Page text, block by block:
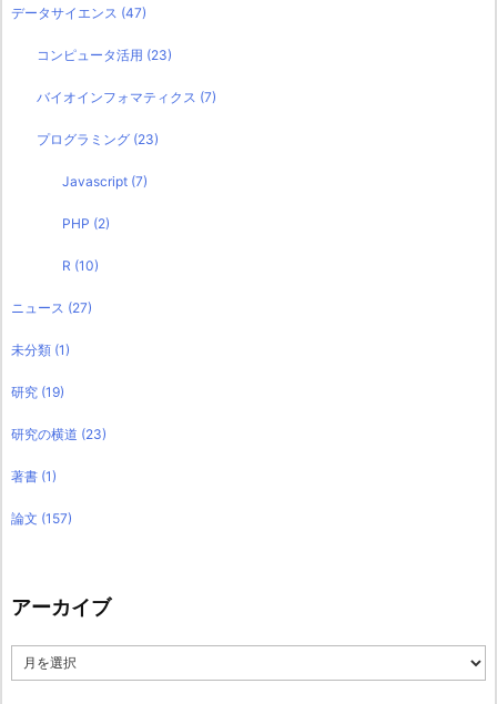
データサイエンス (47)
コンピュータ活用 (23)
バイオインフォマティクス (7)
プログラミング (23)
Javascript (7)
PHP (2)
R (10)
ニュース (27)
未分類 (1)
研究 (19)
研究の横道 (23)
著書 (1)
論文 (157)
アーカイブ
ー